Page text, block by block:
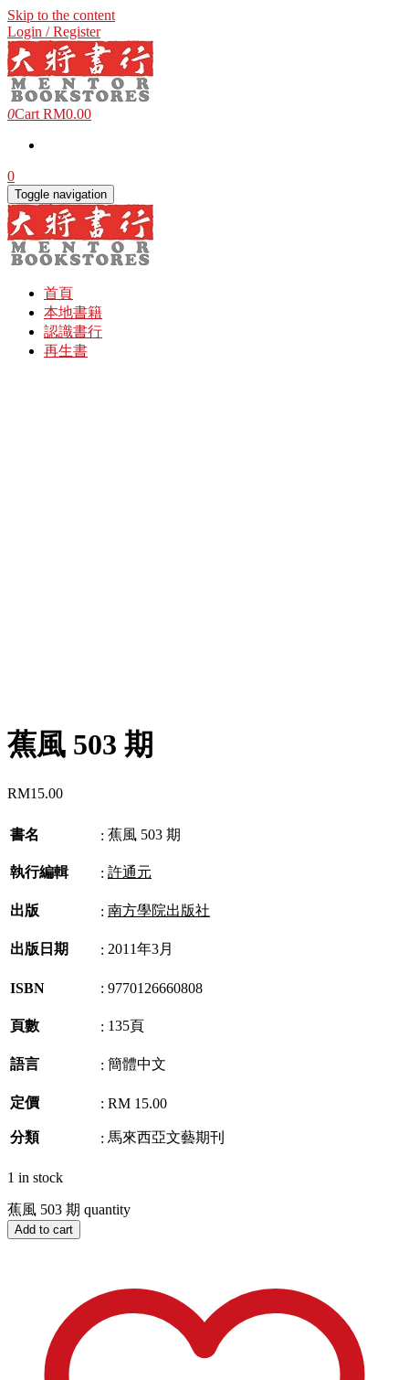
Skip to the content
Login / Register
0Cart RM0.00
0
Toggle navigation
首頁
本地書籍
認識書行
再生書
蕉風 503 期
RM15.00
書名 : 蕉風 503 期
執行編輯 : 許通元
出版 : 南方學院出版社
出版日期 : 2011年3月
ISBN : 9770126660808
頁數 : 135頁
語言 : 簡體中文
定價 : RM 15.00
分類 : 馬來西亞文藝期刊
1 in stock
蕉風 503 期 quantity
Add to cart